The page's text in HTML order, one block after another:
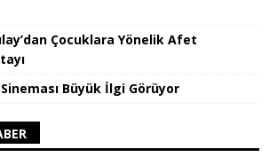
Çocuklara Yönelik Afet
Büyük İlgi Görüyor